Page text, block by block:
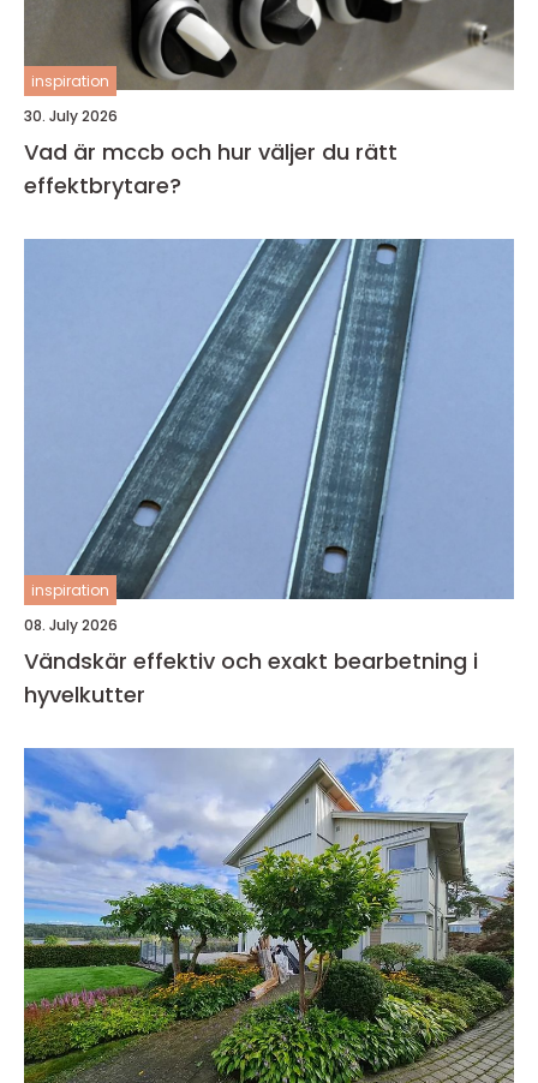
inspiration
30. July 2026
Vad är mccb och hur väljer du rätt
effektbrytare?
inspiration
08. July 2026
Vändskär effektiv och exakt bearbetning i
hyvelkutter